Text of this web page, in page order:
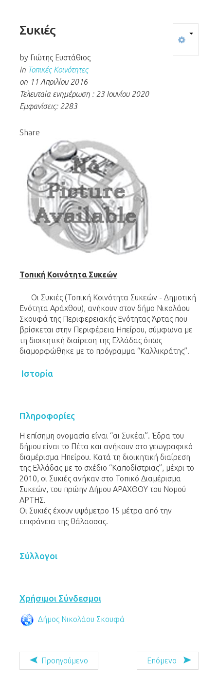
Συκιές
by Γιώτης Ευστάθιος
in Τοπικές Κοινότητες
on 11 Απριλίου 2016
Τελευταία ενημέρωση : 23 Ιουνίου 2020
Εμφανίσεις: 2283
Share
Τοπική Κοινότητα Συκεών
Οι Συκιές (Τοπική Κοινότητα Συκεών - Δημοτική
Ενότητα Αράχθου), ανήκουν στον δήμο Νικολάου
Σκουφά της Περιφερειακής Ενότητας Άρτας που
βρίσκεται στην Περιφέρεια Ηπείρου, σύμφωνα με
τη διοικητική διαίρεση της Ελλάδας όπως
διαμορφώθηκε με το πρόγραμμα “Καλλικράτης”.
Ιστορία
Πληροφορίες
Η επίσημη ονομασία είναι “αι Συκέαι”. Έδρα του
δήμου είναι το Πέτα και ανήκουν στο γεωγραφικό
διαμέρισμα Ηπείρου. Κατά τη διοικητική διαίρεση
της Ελλάδας με το σχέδιο “Καποδίστριας”, μέχρι το
2010, οι Συκιές ανήκαν στο Τοπικό Διαμέρισμα
Συκεών, του πρώην Δήμου ΑΡΑΧΘΟΥ του Νομού
ΑΡΤΗΣ.
Οι Συκιές έχουν υψόμετρο 15 μέτρα από την
επιφάνεια της θάλασσας.
Σύλλογοι
Χρήσιμοι Σύνδεσμοι
Δήμος Νικολάου Σκουφά
Προηγούμενο Επόμενο